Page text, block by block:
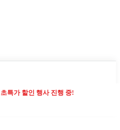
특가 할인 행사 진행 중!